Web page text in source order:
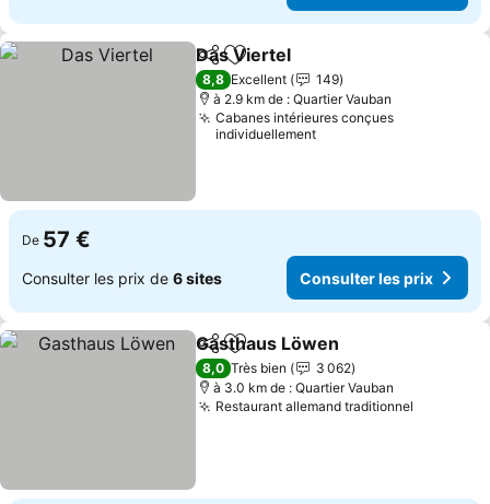
PartagerAjouter à mes favoris
Das Viertel
8,8 Excellent
149
à 2.9 km de : Quartier Vauban
Cabanes intérieures conçues
individuellement
De 57 €
Consulter les prix de 6 sites Consulter les prix
PartagerAjouter à mes favoris
Gasthaus Löwen
8,0 Très bien
3 062
à 3.0 km de : Quartier Vauban
Restaurant allemand traditionnel